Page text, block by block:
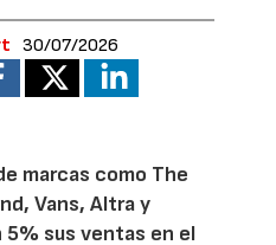
30/07/2026
marcas como The
Vans, Altra y
5% sus ventas en el